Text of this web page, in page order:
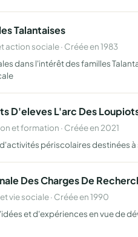
Talantaises
action sociale · Créée en 1983
dans l'intérêt des familles
D'eleves L'arc Des
et formation · Créée en 2021
périscolaires destinées
Des Charges De
vie sociale · Créée en 1990
et d'expériences en vue de